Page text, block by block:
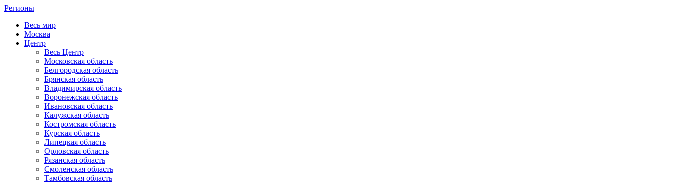
Регионы
Весь мир
Москва
Центр
Весь Центр
Московская область
Белгородская область
Брянская область
Владимирская область
Воронежская область
Ивановская область
Калужская область
Костромская область
Курская область
Липецкая область
Орловская область
Рязанская область
Смоленская область
Тамбовская область